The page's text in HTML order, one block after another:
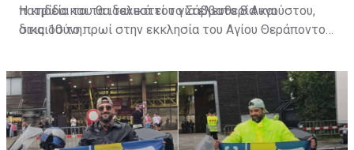
πατρίδα και τα ιδανικά του για ελευθερία και
δικαιοσύνη.
Η κηδεία του θα τελεστεί το Σάββατο 8 Αυγούστου,
στις 10 το πρωί στην εκκλησία του Αγίου Θεράποντος
Πηγή: ΚΥΠΕ